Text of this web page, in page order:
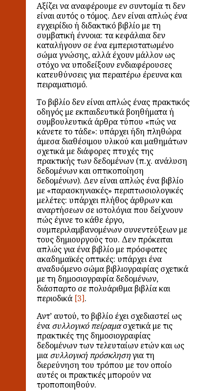
Αξίζει να αναφέρουμε εν συντομία τι δεν
είναι αυτός ο τόμος. Δεν είναι απλώς ένα
εγχειρίδιο ή διδακτικό βιβλίο με τη
συμβατική έννοια: τα κεφάλαια δεν
καταλήγουν σε ένα εμπεριστατωμένο
σώμα γνώσης, αλλά έχουν μάλλον ως
στόχο να υποδείξουν ενδιαφέρουσες
κατευθύνσεις για περαιτέρω έρευνα και
πειραματισμό.
Το βιβλίο δεν είναι απλώς ένας πρακτικός
οδηγός με εκπαιδευτικά βοηθήματα ή
συμβουλευτικά άρθρα τύπου «πώς να
κάνετε το τάδε»: υπάρχει ήδη πληθώρα
άμεσα διαθέσιμου υλικού και μαθημάτων
σχετικά με διάφορες πτυχές της
πρακτικής των δεδομένων (π.χ. ανάλυση
δεδομένων και οπτικοποίηση
δεδομένων). Δεν είναι απλώς ένα βιβλίο
με «παρασκηνιακές» περιπτωσιολογικές
μελέτες: υπάρχει πλήθος άρθρων και
αναρτήσεων σε ιστολόγια που δείχνουν
πώς έγινε το κάθε έργο,
συμπεριλαμβανομένων συνεντεύξεων με
τους δημιουργούς του. Δεν πρόκειται
απλώς για ένα βιβλίο με πρόσφατες
ακαδημαϊκές οπτικές: υπάρχει ένα
αναδυόμενο σώμα βιβλιογραφίας σχετικά
με τη δημοσιογραφία δεδομένων,
διάσπαρτο σε πολυάριθμα βιβλία και
περιοδικά
.
Αντ’ αυτού, το βιβλίο έχει σχεδιαστεί ως
ένα συλλογικό πείραμασχετικά με τις
πρακτικές της δημοσιογραφίας
δεδομένων των τελευταίων ετών και ως
μια συλλογική πρόσκλησηγια τη
διερεύνηση του τρόπου με τον οποίο
αυτές οι πρακτικές μπορούν να
τροποποιηθούν.